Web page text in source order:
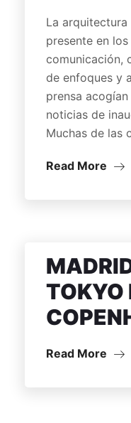
La
presente en
comunicación,
de enfoques y
prensa
noticias de
Muchas de las
Read More
TOKYO
Read More